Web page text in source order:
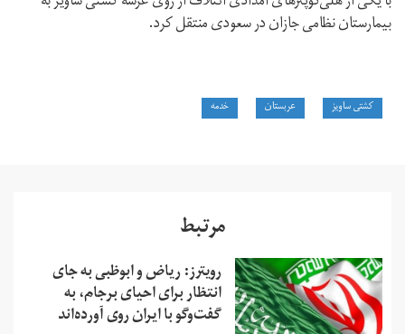
بیمارستان نظامی جازان در سعودی منتقل کرد.
کشتی ساویز عربستان خدمه
مرتبط
رویترز: ریاض و ابوظبی به جای
انتظار برای احیای برجام، به
گفت‌وگو با ایران روی آورده‌اند